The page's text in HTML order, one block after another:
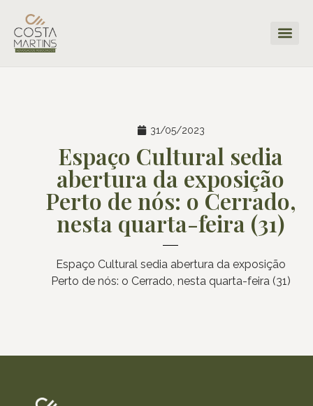
31/05/2023
Espaço Cultural sedia
abertura da exposição
Perto de nós: o Cerrado,
nesta quarta-feira (31)
Espaço Cultural sedia abertura da exposição
Perto de nós: o Cerrado, nesta quarta-feira (31)